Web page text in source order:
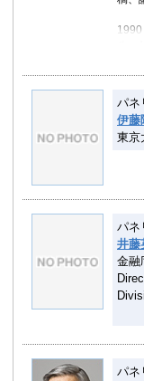
1990
の学
古屋
（
パネ
伊藤
東京
パネ
井藤
金融
パネ